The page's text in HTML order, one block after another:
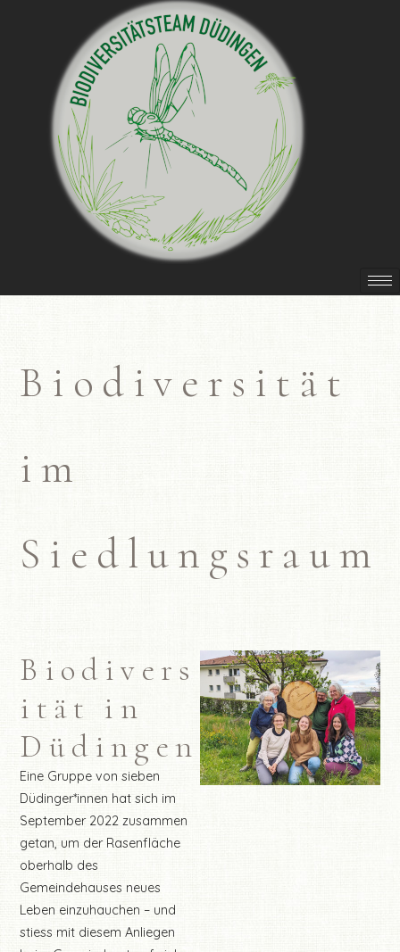
Biodiversität
im
Siedlungsraum
Biodivers
ität in
Düdingen
Eine Gruppe von sieben
Düdinger*innen hat sich im
September 2022 zusammen
getan, um der Rasenfläche
oberhalb des
Gemeindehauses neues
Leben einzuhauchen – und
stiess mit diesem Anliegen